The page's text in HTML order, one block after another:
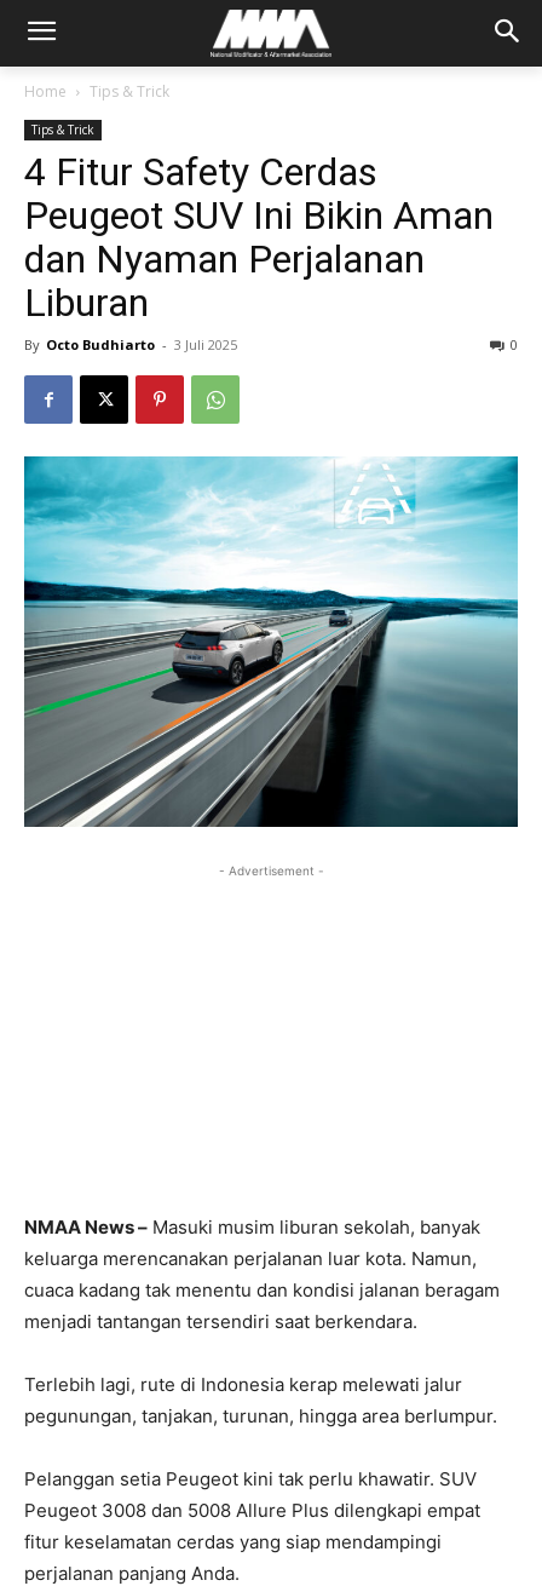
Home Tips & Trick
Tips & Trick
4 Fitur Safety Cerdas
Peugeot SUV Ini Bikin Aman
dan Nyaman Perjalanan
Liburan
By Octo Budhiarto - 3 Juli 2025 0
- Advertisement -
NMAA News – Masuki musim liburan sekolah, banyak
keluarga merencanakan perjalanan luar kota. Namun,
cuaca kadang tak menentu dan kondisi jalanan beragam
menjadi tantangan tersendiri saat berkendara.
Terlebih lagi, rute di Indonesia kerap melewati jalur
pegunungan, tanjakan, turunan, hingga area berlumpur.
Pelanggan setia Peugeot kini tak perlu khawatir. SUV
Peugeot 3008 dan 5008 Allure Plus dilengkapi empat
fitur keselamatan cerdas yang siap mendampingi
perjalanan panjang Anda.